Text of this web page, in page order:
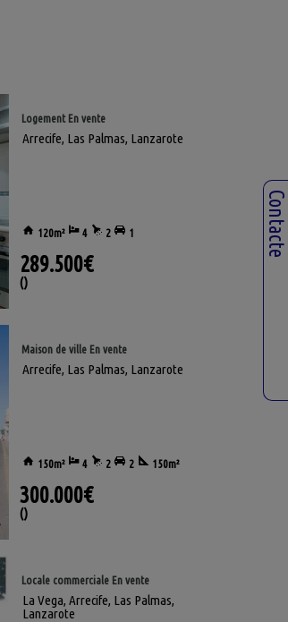
Arrecife, Las Palmas, Lanzarote
Logement En vente
120m² 4 2 1
289.500€
()
Arrecife, Las Palmas, Lanzarote
Maison de ville En vente
150m² 4 2 2 150m²
300.000€
()
La Vega, Arrecife, Las Palmas,
Lanzarote
Locale commerciale En vente
Contacte